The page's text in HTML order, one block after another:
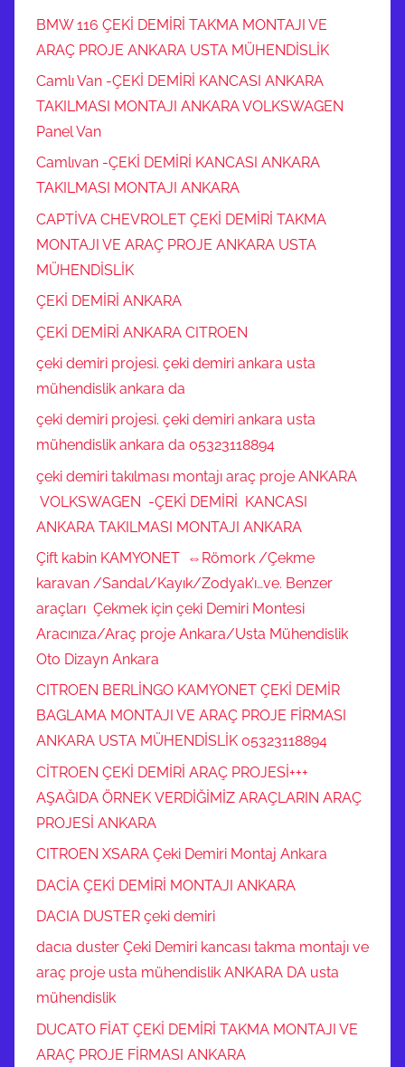
BMW 116 ÇEKİ DEMİRİ TAKMA MONTAJI VE
ARAÇ PROJE ANKARA USTA MÜHENDİSLİK
Camlı Van -ÇEKİ DEMİRİ KANCASI ANKARA
TAKILMASI MONTAJI ANKARA VOLKSWAGEN
Panel Van
Camlıvan -ÇEKİ DEMİRİ KANCASI ANKARA
TAKILMASI MONTAJI ANKARA
CAPTİVA CHEVROLET ÇEKİ DEMİRİ TAKMA
MONTAJI VE ARAÇ PROJE ANKARA USTA
MÜHENDİSLİK
ÇEKİ DEMİRİ ANKARA
ÇEKİ DEMİRİ ANKARA CITROEN
çeki demiri projesi. çeki demiri ankara usta
mühendislik ankara da
çeki demiri projesi. çeki demiri ankara usta
mühendislik ankara da 05323118894
çeki demiri takılması montajı araç proje ANKARA
VOLKSWAGEN -ÇEKİ DEMİRİ KANCASI
ANKARA TAKILMASI MONTAJI ANKARA
Çift kabin KAMYONET ⇔Römork /Çekme
karavan /Sandal/Kayık/Zodyak’ı…ve. Benzer
araçları Çekmek için çeki Demiri Montesi
Aracınıza/Araç proje Ankara/Usta Mühendislik
Oto Dizayn Ankara
CITROEN BERLİNGO KAMYONET ÇEKİ DEMİR
BAGLAMA MONTAJI VE ARAÇ PROJE FİRMASI
ANKARA USTA MÜHENDİSLİK 05323118894
CİTROEN ÇEKİ DEMİRİ ARAÇ PROJESİ+++
AŞAĞIDA ÖRNEK VERDİĞİMİZ ARAÇLARIN ARAÇ
PROJESİ ANKARA
CITROEN XSARA Çeki Demiri Montaj Ankara
DACİA ÇEKİ DEMİRİ MONTAJI ANKARA
DACIA DUSTER çeki demiri
dacıa duster Çeki Demiri kancası takma montajı ve
araç proje usta mühendislik ANKARA DA usta
mühendislik
DUCATO FİAT ÇEKİ DEMİRİ TAKMA MONTAJI VE
ARAÇ PROJE FİRMASI ANKARA